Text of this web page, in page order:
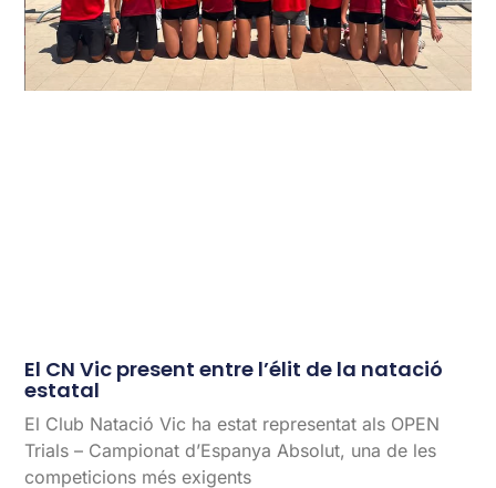
El CN Vic present entre l’élit de la natació
estatal
El Club Natació Vic ha estat representat als OPEN
Trials – Campionat d’Espanya Absolut, una de les
competicions més exigents